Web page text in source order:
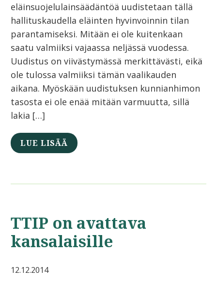
eläinsuojelulainsäädäntöä uudistetaan tällä
hallituskaudella eläinten hyvinvoinnin tilan
parantamiseksi. Mitään ei ole kuitenkaan
saatu valmiiksi vajaassa neljässä vuodessa.
Uudistus on viivästymässä merkittävästi, eikä
ole tulossa valmiiksi tämän vaalikauden
aikana. Myöskään uudistuksen kunnianhimon
tasosta ei ole enää mitään varmuutta, sillä
lakia […]
LUE LISÄÄ
TTIP on avattava
kansalaisille
12.12.2014